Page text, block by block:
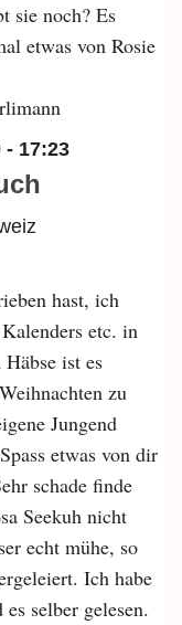
sie noch? Es
etwas von Rosie
- 17:23
hast, ich
etc. in
ist es
zu
Jungend
etwas von dir
schade finde
Seekuh nicht
echt mühe, so
Ich habe
selber gelesen.